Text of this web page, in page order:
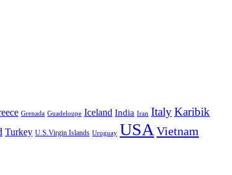
Grenada Guadeloupe Iceland India Iran ItalyKaribik
Turkey U.S.Virgin Islands Uruguay USAVietnam